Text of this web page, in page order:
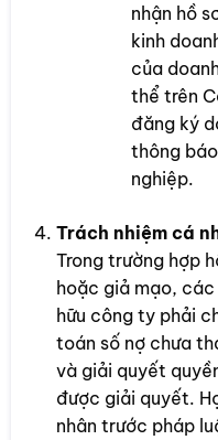
nhận hồ
kinh
của
thể trên
đăng ký
thông
nghiệp.
Trách nhiệm cá
Trong trường hợp
hoặc giả mạo,
hữu công ty phải
toán số nợ chưa
và giải quyết
được giải quyết.
nhân trước pháp